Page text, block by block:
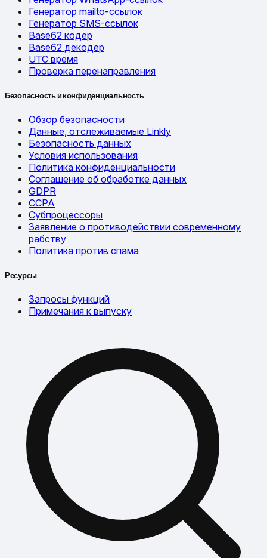
Генератор mailto-ссылок
Генератор SMS-ссылок
Base62 кодер
Base62 декодер
UTC время
Проверка перенаправления
Безопасность и конфиденциальность
Обзор безопасности
Данные, отслеживаемые Linkly
Безопасность данных
Условия использования
Политика конфиденциальности
Соглашение об обработке данных
GDPR
CCPA
Субпроцессоры
Заявление о противодействии современному
рабству
Политика против спама
Ресурсы
Запросы функций
Примечания к выпуску